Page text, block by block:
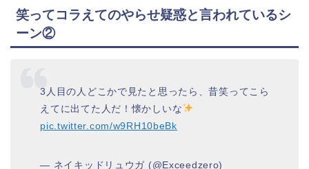
笑ってコラえてのやらせ疑惑と言われているシ
ーン②
3人目の人どこかで見たと思ったら、昔笑ってこら
えてに出てた人だ！懐かしいな
pic.twitter.com/w9RH10beBk
— ネイキッドリュウガ (@Exceedzero)